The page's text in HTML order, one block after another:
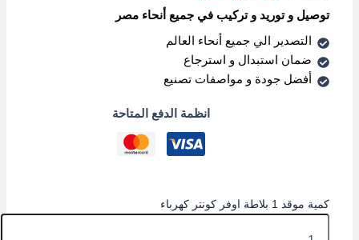
توصيل و توريد و تركيب في جميع أنحاء مصر
التصدير الي جميع أنحاء العالم
ضمان استبدال و استرجاع
أفضل جودة و مواصفات تصنيع
انظمة الدفع المتاحة
كمية موقد 1 بلاطة اوفر كونتر كهرباء